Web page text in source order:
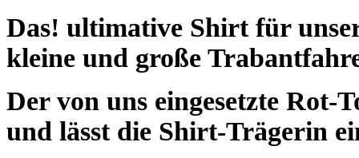
Das! ultimative Shirt für
kleine und große
Der von uns eingesetzte Rot-
und lässt die Shirt-Trägerin